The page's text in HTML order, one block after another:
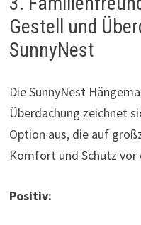
Gestell und
SunnyNest
Die SunnyNest
Überdachung zeichnet
Option aus, die auf
Komfort und Schutz
Positiv: